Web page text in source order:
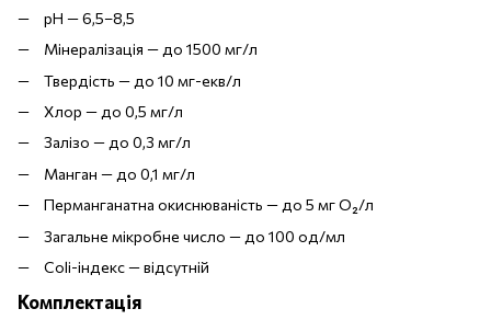
pH — 6,5–8,5
Мінералізація — до 1500 мг/л
Твердість — до 10 мг-екв/л
Хлор — до 0,5 мг/л
Залізо — до 0,3 мг/л
Манган — до 0,1 мг/л
Перманганатна окиснюваність — до 5 мг О₂/л
Загальне мікробне число — до 100 од/мл
Coli-індекс — відсутній
Комплектація